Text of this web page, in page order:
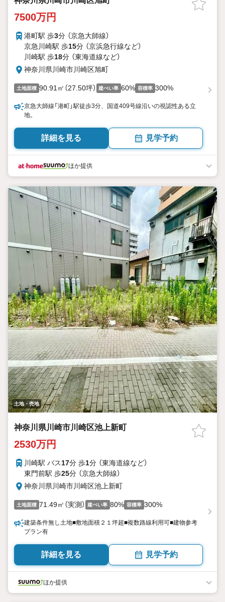
7500万円
港町駅 歩3分 （京急大師線）
京急川崎駅 歩15分 （京浜急行線など）
川崎駅 歩18分 （東海道線など）
神奈川県川崎市川崎区旭町
土地面積 90.91㎡（27.50坪） 建ぺい率 60% 容積率 300%
京急大師線「港町」駅徒歩3分、国道409号線沿いの視認性ある立
地。
詳細を見る 見学予約
ほか提供
土地・売地
神奈川県川崎市川崎区池上新町
2530万円
川崎駅 バス17分 歩1分 （東海道線など）
東門前駅 歩25分 （京急大師線）
神奈川県川崎市川崎区池上新町
土地面積 71.49㎡（実測） 建ぺい率 80% 容積率 300%
建築条件無し土地■敷地面積２１坪超■複数路線利用可■建物参考
プラン有
詳細を見る 見学予約
ほか提供